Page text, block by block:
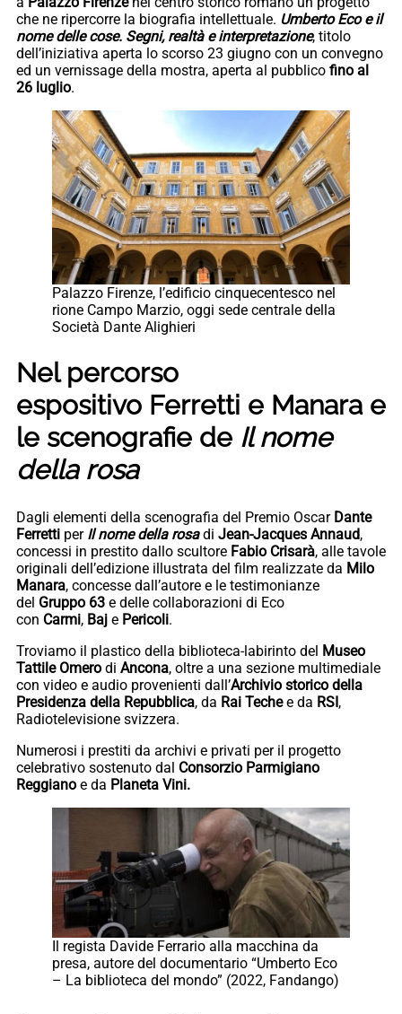
che ne ripercorre la biografia intellettuale. Umberto Eco e il
nome delle cose. Segni, realtà e interpretazione, titolo
dell’iniziativa aperta lo scorso 23 giugno con un convegno
ed un vernissage della mostra, aperta al pubblico fino al
26 luglio.
Palazzo Firenze, l’edificio cinquecentesco nel
rione Campo Marzio, oggi sede centrale della
Società Dante Alighieri
Nel percorso
espositivo Ferretti e Manara e
le scenografie de Il nome
della rosa
Dagli elementi della scenografia del Premio Oscar Dante
Ferretti per Il nome della rosadi Jean-Jacques Annaud,
concessi in prestito dallo scultore Fabio Crisarà, alle tavole
originali dell’edizione illustrata del film realizzate da Milo
Manara, concesse dall’autore e le testimonianze
del Gruppo 63 e delle collaborazioni di Eco
con Carmi, Baj e Pericoli.
Troviamo il plastico della biblioteca-labirinto del Museo
Tattile Omero di Ancona, oltre a una sezione multimediale
con video e audio provenienti dall’Archivio storico della
Presidenza della Repubblica, da Rai Techee da RSI ,
Radiotelevisione svizzera.
Numerosi i prestiti da archivi e privati per il progetto
celebrativo sostenuto dal Consorzio Parmigiano
Reggiano e da Planeta Vini.
Il regista Davide Ferrario alla macchina da
presa, autore del documentario “Umberto Eco
– La biblioteca del mondo” (2022, Fandango)